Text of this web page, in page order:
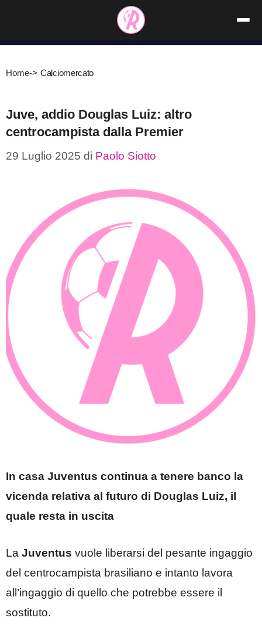
contenuto
Home-> Calciomercato
Juve, addio Douglas Luiz: altro
centrocampista dalla Premier
29 Luglio 2025 di Paolo Siotto
In casa Juventus continua a tenere banco la
vicenda relativa al futuro di Douglas Luiz, il
quale resta in uscita
La Juventus vuole liberarsi del pesante ingaggio
del centrocampista brasiliano e intanto lavora
all’ingaggio di quello che potrebbe essere il
sostituto.